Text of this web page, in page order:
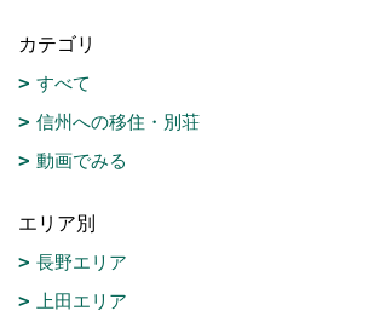
カテゴリ
すべて
信州への移住・別荘
動画でみる
エリア別
長野エリア
上田エリア